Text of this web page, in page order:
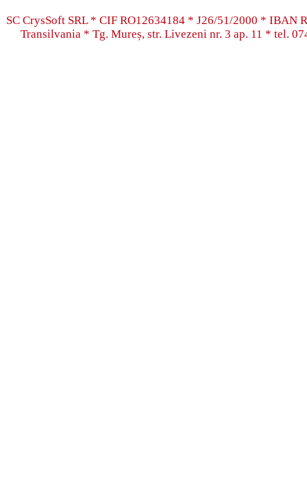
SC CrysSoft SRL * CIF RO12634184 * J26/51/2000 * IBAN
Transilvania * Tg. Mureș, str. Livezeni nr. 3 ap. 11 * tel.